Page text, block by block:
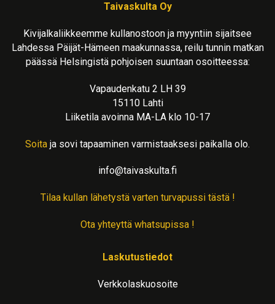
Taivaskulta Oy
Kivijalkaliikkeemme kullanostoon ja myyntiin sijaitsee
Lahdessa Päijät-Hämeen maakunnassa, reilu tunnin matkan
päässä Helsingistä pohjoisen suuntaan osoitteessa:
Vapaudenkatu 2 LH 39
15110 Lahti
Liiketila avoinna MA-LA klo 10-17
Soita ja sovi tapaaminen varmistaaksesi paikalla olo.
info@taivaskulta.fi
Tilaa kullan lähetystä varten turvapussi tästä !
Ota yhteyttä whatsupissa !
Laskutustiedot
Verkkolaskuosoite